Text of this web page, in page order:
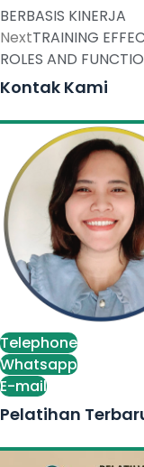
BERBASIS KINERJA
NextTRAINING
ROLES AND
Kontak Kami
Telephone
Whatsapp
E-mail
Pelatihan